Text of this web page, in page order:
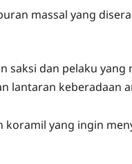
massal yang
dan pelaku
lantaran keberadaan
yang ingin